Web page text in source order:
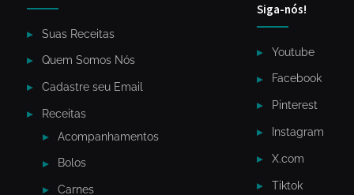
Suas Receitas
Quem Somos Nós
Cadastre seu Email
Receitas
Acompanhamentos
Bolos
Carnes
Siga-nós!
Youtube
Facebook
Pinterest
Instagram
X.com
Tiktok